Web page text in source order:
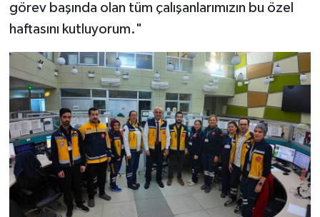
görev başında olan tüm çalışanlarımızın bu özel
haftasını kutluyorum."